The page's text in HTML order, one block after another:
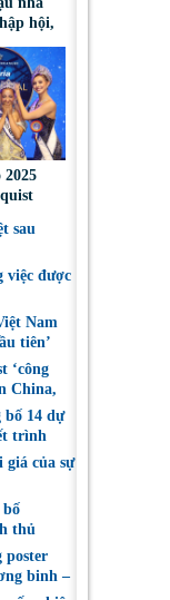
hội,
giả
2025
tranh
sau
việc được
Nam
tiên’
‘công
China,
bố 14 dự
trình
giá của sự
bố
thủ
poster
binh –